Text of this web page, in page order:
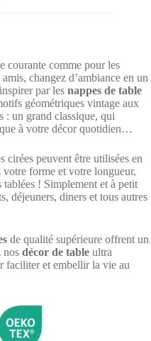
courante comme pour les
changez d’ambiance en un
par les nappes de table
géométriques vintage aux
: un grand classique, qui
à votre décor quotidien…
cirées peuvent être utilisées en
forme et votre longueur,
tablées ! Simplement et à petit
déjeuners, diners et tous autres
de qualité supérieure offrent un
nos décor de table ultra
faciliter et embellir la vie au